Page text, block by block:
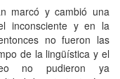
marcó y cambió una
inconsciente y en la
no fueron las
de la lingüística y el
no pudieron ya